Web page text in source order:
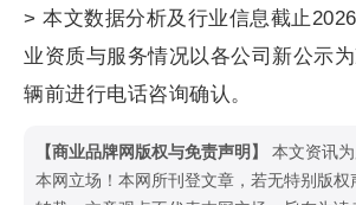
> 本文数据分析及行业信息截止
业资质与服务情况以各公司新公示
辆前进行电话咨询确认。
【商业品牌网版权与免责声明】
本文资讯
本网立场！本网所刊登文章，若无特别版权